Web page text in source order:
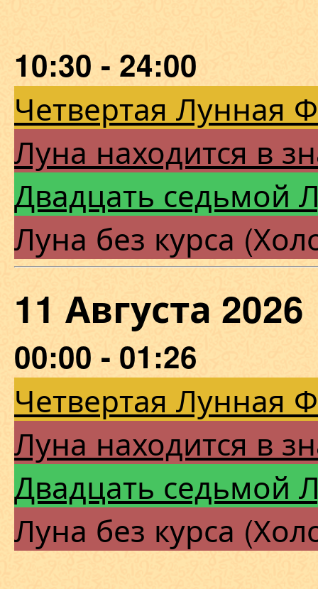
10:30 - 24:00
Четвертая Лунная
Луна находится в
Двадцать седьмой
Луна без курса
11 Августа
00:00 - 01:26
Четвертая Лунная
Луна находится в
Двадцать седьмой
Луна без курса